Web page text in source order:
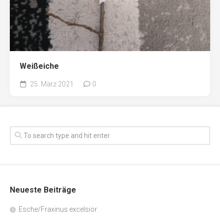
Weißeiche
25. März 2021 0
Neueste Beiträge
Esche/Fraxinus excelsior